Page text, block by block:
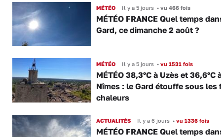
MÉTÉO Il y a 5 jours •vu 466 fois
MÉTÉO FRANCE Quel temps
Gard, ce dimanche 2 août ?
MÉTÉO Il y a 5 jours •vu 1531 fois
MÉTÉO 38,3°C à Uzès et 36,6°C
Nîmes : le Gard étouffe sous les
chaleurs
ACTUALITÉS Il y a 6 jours •vu 1336 fois
MÉTÉO FRANCE Quel temps